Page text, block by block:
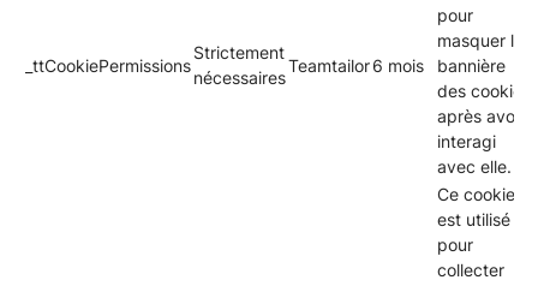
_ttCookiePermissions
Strictement
nécessaires
Teamtailor6 mois
pour
masquer la
bannière
des cookies
après avoir
interagi
avec elle.
Ce cookie
est utilisé
pour
collecter